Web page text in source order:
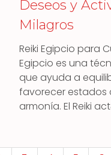
Deseos y
Milagros
Reiki Egipcio para
Egipcio es una
que ayuda a
favorecer estados
armonía. El Reiki